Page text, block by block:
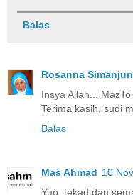
Balas
Rosanna
Insya Allah...
Terima kasih, sudi
Balas
Mas Ahmad 10
Yup, tekad dan